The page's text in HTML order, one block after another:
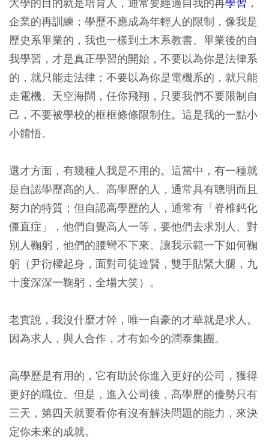
企業的再訓練；學歷不應成為年輕人的限制，像我是
歷史系畢業的，我也一樣到土木系教書。畢業後的自
我學習，才是真正學習的開始，不要以為你是法律系
的，就只能走法律；不要以為你是電機系的，就只能
走電機。天空海闊，任你飛翔，只要我們不要限制自
己，不要被學校的框框條條限制住。這是我的一點小
小體悟。
選才方面，有幾種人我是不用的。這當中，有一種就
是自認學歷高的人。高學歷的人，通常具有聰明而且
努力的特質；但自認高學歷的人，通常有「脊椎鈣化
僵直症」，他們自覺高人一等，要他們去求別人、對
別人鞠躬，他們的腰彎不下來。讓我示範一下如何鞠
躬（尹衍樑起身，面對司徒達賢，雙手貼緊大腿，九
十度深深一鞠躬，全場大笑）。
老實說，我沒什麼才幹，唯一自豪的才華就是求人。
因為求人，與人合作，才有如今的潤泰集團。
高學歷是有用的，它有助於你進入更好的公司，獲得
更好的職位。但是，進入公司後，高學歷的優勢只有
三天，第四天就要看你有沒有解決問題的能力，來決
定你未來的成就。